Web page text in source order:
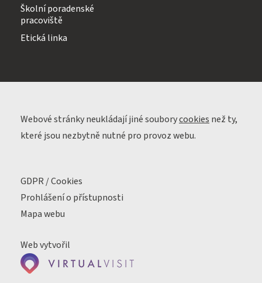
Školní poradenské
pracoviště
Etická linka
Webové stránky neukládají jiné souborycookies než ty,
které jsou nezbytně nutné pro provoz webu.
GDPR / Cookies
Prohlášení o přístupnosti
Mapa webu
Web vytvořil